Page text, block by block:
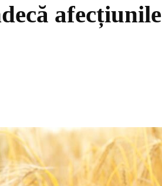
afecțiunile